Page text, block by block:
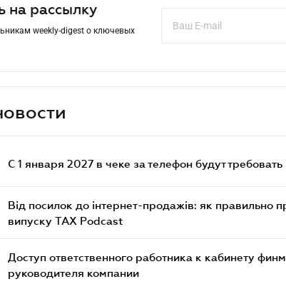
на рассылку
weekly-digest о ключевых
С 1 января 2027 в чеке за телефон будут требовать
Від посилок до інтернет-продажів: як
випуску TAX Podcast
Доступ ответственного работника к кабинету
руководителя компании